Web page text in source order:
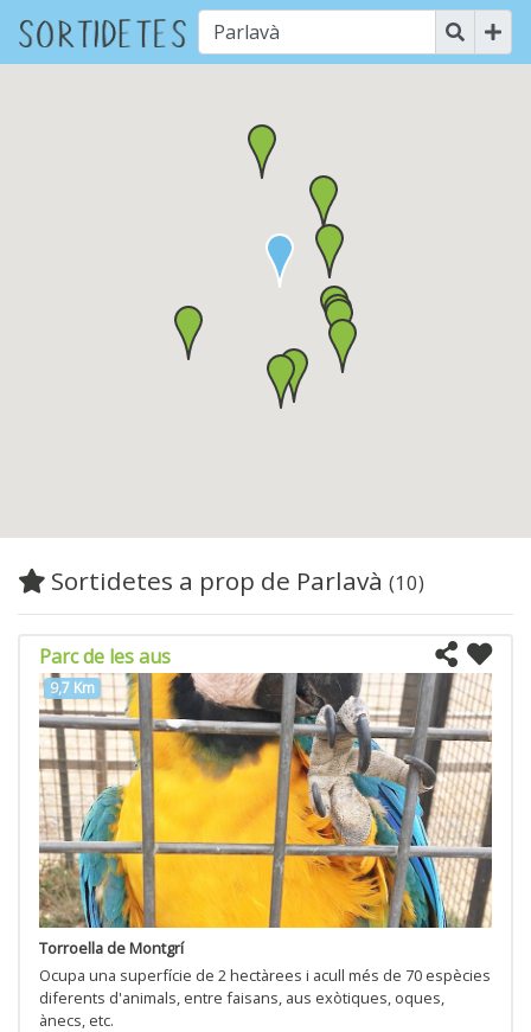
Sortidetes a prop de Parlavà (10)
Parc de les aus
9,7 Km
Torroella de Montgrí
Ocupa una superfície de 2 hectàrees i acull més de 70 espècies
diferents d'animals, entre faisans, aus exòtiques, oques,
ànecs, etc.